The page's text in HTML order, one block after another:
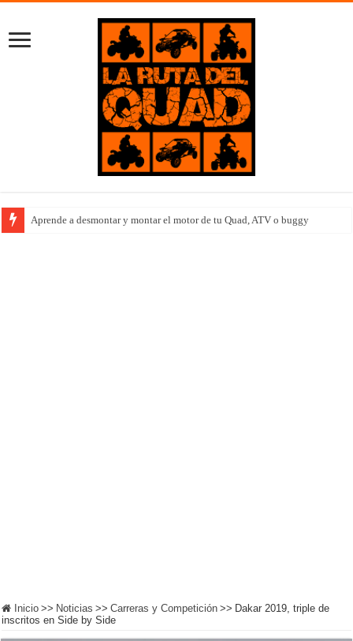
Aprende a desmontar y montar el motor de tu Quad, ATV o buggy
Inicio >> Noticias >> Carreras y Competición >> Dakar 2019, triple de
inscritos en Side by Side